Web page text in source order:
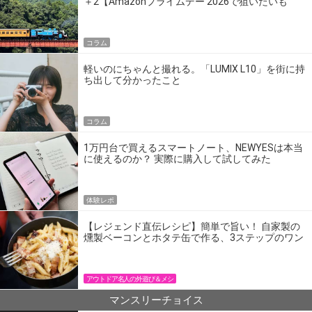
コラム
軽いのにちゃんと撮れる。「LUMIX L10」を街に持
ち出して分かったこと
コラム
1万円台で買えるスマートノート、NEWYESは本当
に使えるのか？ 実際に購入して試してみた
体験レポ
【レジェンド直伝レシピ】簡単で旨い！ 自家製の
燻製ベーコンとホタテ缶で作る、3ステップのワン
アウトドア名人の外遊び＆メシ
マンスリーチョイス